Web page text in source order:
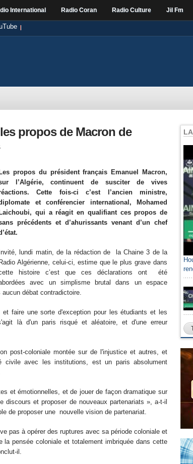
International Radio Coran Radio Culture Jil Fm
propos de Macron de
Les propos du président français Emanuel Macron,
l’Algérie, continuent de susciter de vives
Cette fois-ci c’est l’ancien ministre,
et conférencier international, Mohamed
Laichoubi, qui a réagit en qualifiant ces propos de
précédents et d’ahurissants venant d’un chef
Invité, lundi matin, de la rédaction de la Chaine 3 de la
Radio Algérienne, celui-ci, estime que le plus grave dans
histoire c’est que ces déclarations ont été
avec un simplisme brutal dans un espace
débat contradictoire.
faire une sorte d'exception pour les étudiants et les
là d'un paris risqué et aléatoire, et d'une erreur
post-coloniale montée sur de l'injustice et autres, et
avec les institutions, est un paris absolument
et émotionnelles, et de jouer de façon dramatique sur
et proposer de nouveaux partenariats », a-t-il
de proposer une nouvelle vision de partenariat.
pas à opérer des ruptures avec sa période coloniale et
pensée coloniale et totalement imbriquée dans cette
il.